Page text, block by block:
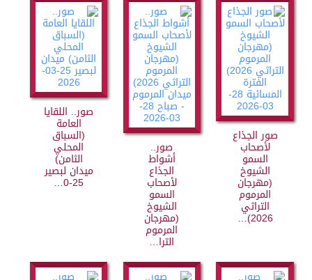
صور الجذاع
لأصحاب
السمو
الشيوخ
(مهرجان
المرموم
التراثي
2026)…
صور..
أشواط
الجذاع
لأصحاب
السمو
الشيوخ
(مهرجان
المرموم
الترا…
صور.. اللقايا
العامة
(السباق
المحلي
الثامن)
ميدان لبصير
25-0…